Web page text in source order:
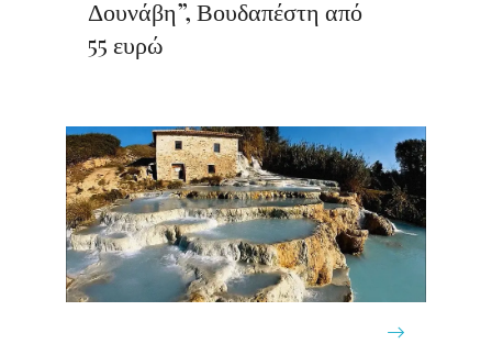
Δουνάβη”, Βουδαπέστη από
55 ευρώ